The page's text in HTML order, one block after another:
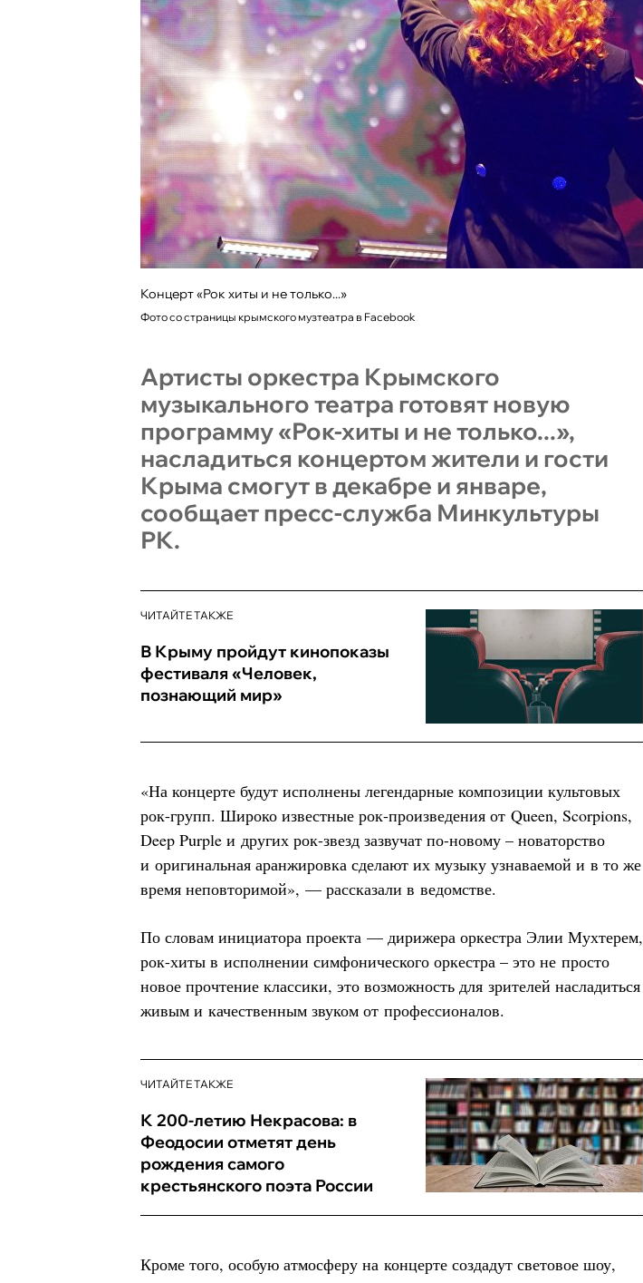
Концерт «Рок хиты и не только...»
Фото со страницы крымского музтеатра в Facebook
Артисты оркестра Крымского
музыкального театра готовят новую
программу «Рок-хиты и не только...»,
насладиться концертом жители и гости
Крыма смогут в декабре и январе,
сообщает пресс-служба Минкультуры
РК.
ЧИТАЙТЕ ТАКЖЕ
В Крыму пройдут кинопоказы
фестиваля «Человек,
познающий мир»
«На концерте будут исполнены легендарные композиции культовых
рок-групп. Широко известные рок-произведения от Queen, Scorpions,
Deep Purple и других рок-звезд зазвучат по-новому – новаторство
и оригинальная аранжировка сделают их музыку узнаваемой и в то же
время неповторимой», — рассказали в ведомстве.
По словам инициатора проекта — дирижера оркестра Элии Мухтерем,
рок-хиты в исполнении симфонического оркестра – это не просто
новое прочтение классики, это возможность для зрителей насладиться
живым и качественным звуком от профессионалов.
ЧИТАЙТЕ ТАКЖЕ
К 200-летию Некрасова: в
Феодосии отметят день
рождения самого
крестьянского поэта России
Кроме того, особую атмосферу на концерте создадут световое шоу,